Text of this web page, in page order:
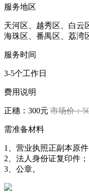
服务地区
天河区、越秀区、白云
海珠区、番禺区、荔湾
服务时间
3-5个工作日
费用说明
正穗：300元 市场价：
需准备材料
1、营业执照正副本原件
2、法人身份证复印件；
3、公章。